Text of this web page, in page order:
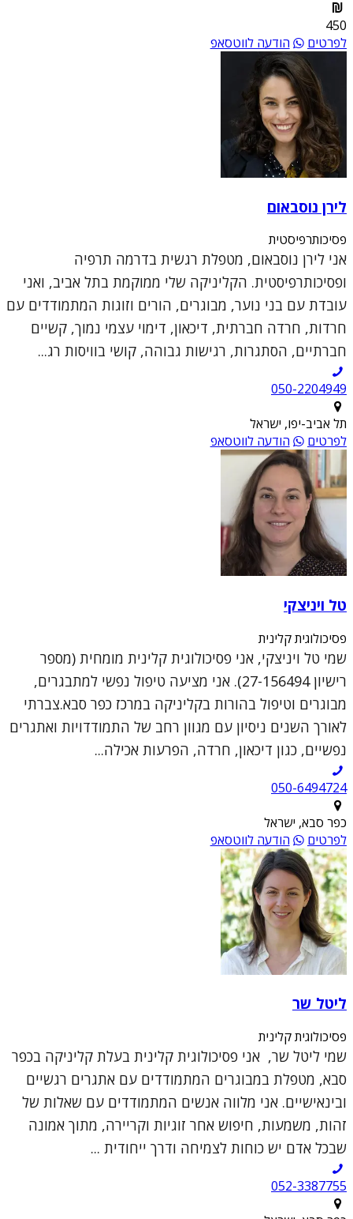
450
לפרטים
הודעה לווטסאפ
לירן נוסבאום
פסיכותרפיסטית
אני לירן נוסבאום, מטפלת רגשית בדרמה תרפיה
ופסיכותרפיסטית. הקליניקה שלי ממוקמת בתל אביב, ואני
עובדת עם בני נוער, מבוגרים, הורים וזוגות המתמודדים עם
חרדות, חרדה חברתית, דיכאון, דימוי עצמי נמוך, קשיים
חברתיים, הסתגרות, רגישות גבוהה, קושי בוויסות רג...
050-2204949
תל אביב-יפו, ישראל
לפרטים
הודעה לווטסאפ
טל ויניצקי
פסיכולוגית קלינית
שמי טל ויניצקי, אני פסיכולוגית קלינית מומחית (מספר
רישיון 27-156494). אני מציעה טיפול נפשי למתבגרים,
מבוגרים וטיפול בהורות בקליניקה במרכז כפר סבא.צברתי
לאורך השנים ניסיון עם מגוון רחב של התמודדויות ואתגרים
נפשיים, כגון דיכאון, חרדה, הפרעות אכילה...
050-6494724
כפר סבא, ישראל
לפרטים
הודעה לווטסאפ
ליטל שר
פסיכולוגית קלינית
שמי ליטל שר, אני פסיכולוגית קלינית בעלת קליניקה בכפר
סבא, מטפלת במבוגרים המתמודדים עם אתגרים רגשיים
ובינאישיים. אני מלווה אנשים המתמודדים עם שאלות של
זהות, משמעות, חיפוש אחר זוגיות וקריירה, מתוך אמונה
שבכל אדם יש כוחות לצמיחה ודרך ייחודית ...
052-3387755